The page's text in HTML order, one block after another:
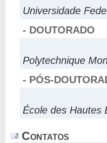
Universidade
- DOUTORADO
Polytechnique
- PÓS-
École des Hautes
Contatos